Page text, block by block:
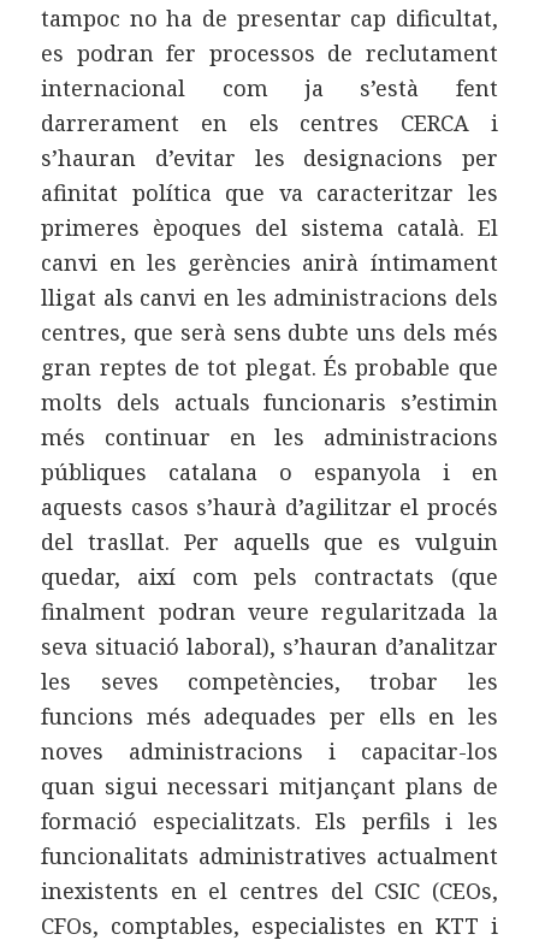
tampoc no ha de presentar cap dificultat,
es podran fer processos de reclutament
internacional com ja s’està fent
darrerament en els centres CERCA i
s’hauran d’evitar les designacions per
afinitat política que va caracteritzar les
primeres èpoques del sistema català. El
canvi en les gerències anirà íntimament
lligat als canvi en les administracions dels
centres, que serà sens dubte uns dels més
gran reptes de tot plegat. És probable que
molts dels actuals funcionaris s’estimin
més continuar en les administracions
públiques catalana o espanyola i en
aquests casos s’haurà d’agilitzar el procés
del trasllat. Per aquells que es vulguin
quedar, així com pels contractats (que
finalment podran veure regularitzada la
seva situació laboral), s’hauran d’analitzar
les seves competències, trobar les
funcions més adequades per ells en les
noves administracions i capacitar-los
quan sigui necessari mitjançant plans de
formació especialitzats. Els perfils i les
funcionalitats administratives actualment
inexistents en el centres del CSIC (CEOs,
CFOs, comptables, especialistes en KTT i